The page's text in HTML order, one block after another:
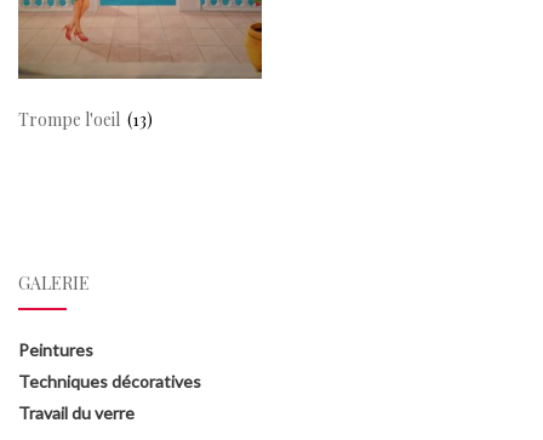
Trompe l'oeil (13)
GALERIE
Peintures
Techniques décoratives
Travail du verre